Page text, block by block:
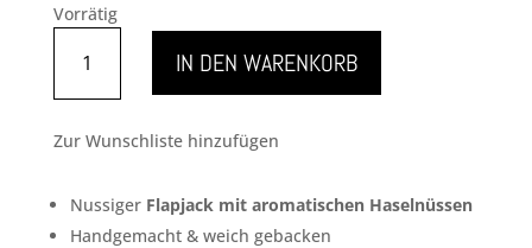
Vorrätig
Flapjack
Haselnuss
IN DEN WARENKORB
Zur Wunschliste hinzufügen
Nussiger Flapjack mit aromatischen Haselnüssen
Handgemacht & weich gebacken